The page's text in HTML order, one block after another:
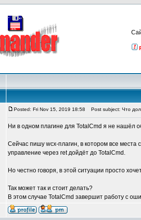
Posted: Fri Nov 15, 2019 18:58 Post subject: Что
Ни в одном плагине для TotalCmd я не нашёл
Сейчас пишу wcx-плагин, в котором все
управление через ret дойдёт до TotalCmd.
Но честно говоря, в этой ситуации просто
Так может так и стоит делать?
В этом случае TotalCmd завершит работу с